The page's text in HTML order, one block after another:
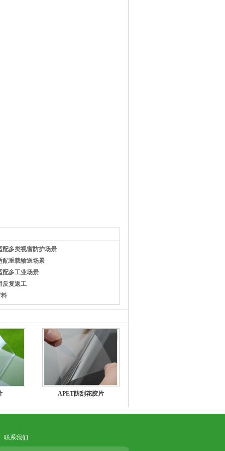
配多类视窗防护场景
配重载输送场景
配多工业场景
反复返工
APET防刮花胶片
联系我们